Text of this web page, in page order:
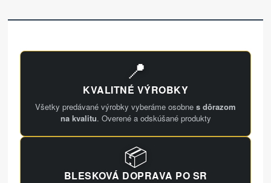
📍
KVALITNÉ VÝROBKY
Všetky predávané výrobky vyberáme osobne s dôrazom
na kvalitu. Overené a odskúšané produkty
📦
BLESKOVÁ DOPRAVA PO SR